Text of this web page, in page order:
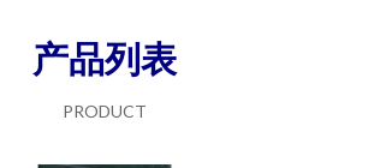
产品列表
PRODUCT